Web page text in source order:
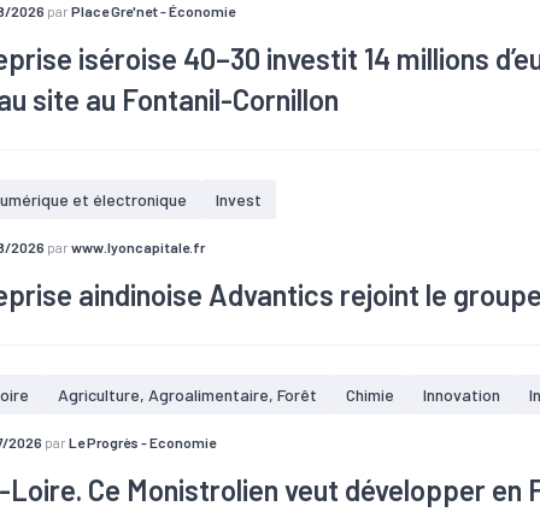
2026 par Place Gre'net - Économie
iséroise 40–30 investit 14 millions
site au Fontanil-Cornillon
et électronique Invest
2026 par www.lyoncapitale.fr
aindinoise Advantics rejoint le
racheter par la société suisse ABB professionnelle de
Agriculture, Agroalimentaire, Forêt Chimie Innovation
2026 par Le Progrès - Economie
Loire. Ce Monistrolien veut développer en